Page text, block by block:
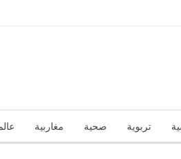
تربوية صحية مغاربية